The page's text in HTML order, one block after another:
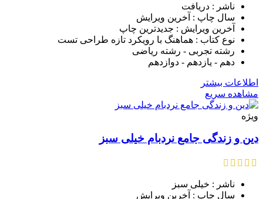
ناشر : دریافت
سال چاپ : آخرین ویرایش
آخرین ویرایش : جدیدترین چاپ
نوع کتاب : هماهنگ با رویکرد تازه طراحی تست
رشته تجربی - رشته ریاضی
دهم - یازدهم - دوازدهم
اطلاعات بیشتر
مشاهده سریع
ویژه
دین و زندگی جامع نردبام خیلی سبز
ناشر : خیلی سبز
سال چاپ : آخرین ویرایش